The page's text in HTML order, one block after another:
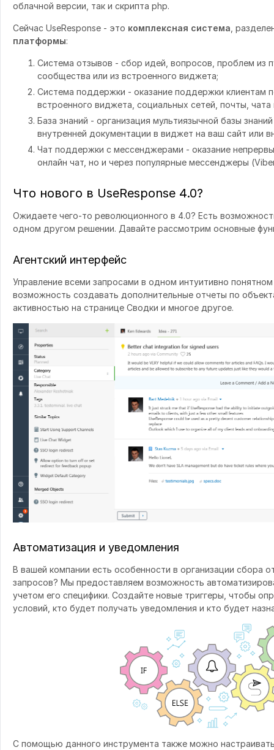
облачной версии, так и скрипта php.
Сейчас UseResponse - это комплексная система ,
платформы:
Система отзывов - сбор идей, вопросов, проблем из
сообщества или из встроенного виджета;
Система поддержки - оказание поддержки клиентам
встроенного виджета, социальных сетей, почты,
База знаний - организация мультиязычной базы
внутренней документации в виджет на ваш сайт или
Чат поддержки с мессенджерами - оказание
онлайн чат, но и через популярные мессенджеры
Что нового в UseResponse 4.0?
Ожидаете чего-то революционного в 4.0? Есть
одном другом решении. Давайте рассмотрим основные
Агентский интерфейс
Управление всеми запросами в одном интуитивно
возможность создавать дополнительные отчеты по
активностью на странице Сводки и многое другое.
Автоматизация и уведомления
В вашей компании есть особенности в организации сбора
запросов? Мы предоставляем возможность
учетом его специфики. Создайте новые триггеры, чтобы
условий, кто будет получать уведомления и кто будет
С помощью данного инструмента также можно